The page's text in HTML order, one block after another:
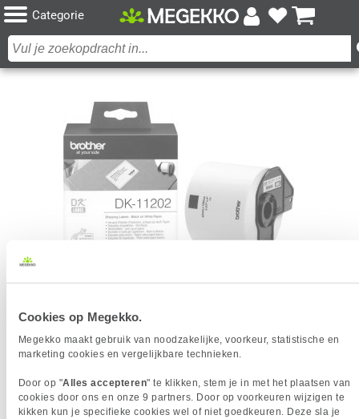
Cookies op Megekko.
Megekko maakt gebruik van noodzakelijke, voorkeur, statistische en
marketing cookies en vergelijkbare technieken.
Door op "Alles accepteren" te klikken, stem je in met het plaatsen van
cookies door ons en onze 9 partners. Door op voorkeuren wijzigen te
kikken kun je specifieke cookies wel of niet goedkeuren. Deze sla je
Categorie
BROTHER VERZENDLABELS PAPIER 62 X 100 MM
Het product dat je zocht is helaas niet meer beschikbaar.
mogelijk leverbaar te houden.Helaas is dit product op dit
moment bij geen van onze leveranciers leverbaar.